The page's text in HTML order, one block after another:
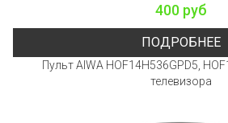
400 руб
ПОДРОБНЕЕ
Пульт AIWA HOF14H536GPD5,
телевизора